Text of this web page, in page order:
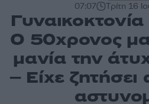
07:07 Τρίτη 16
Ο 50χρονος
μανία την
– Είχε